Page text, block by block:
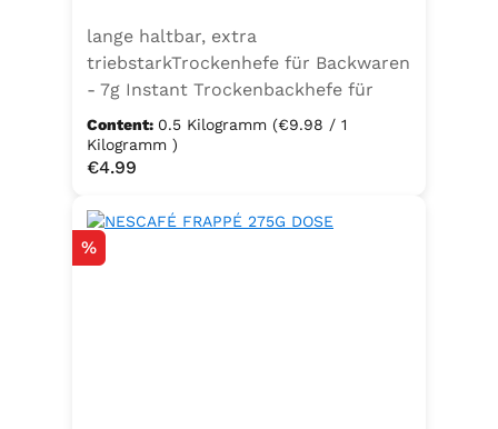
lange haltbar, extra
triebstarkTrockenhefe für Backwaren
- 7g Instant Trockenbackhefe für
500g Weizenmehl, entspricht 25g
FrischhefeZutaten: Trockenbackhefe,
Emulgator Sorbitanmonostearat
Content: 0.5 Kilogramm (€9.98 / 1
Kilogramm )
Regular price:
€4.99
Discount
%